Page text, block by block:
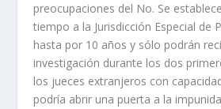
preocupaciones del No. Se
tiempo a la Jurisdicción Especial de
hasta por 10 años y sólo podrán
investigación durante los dos
los jueces extranjeros con
podría abrir una puerta a la